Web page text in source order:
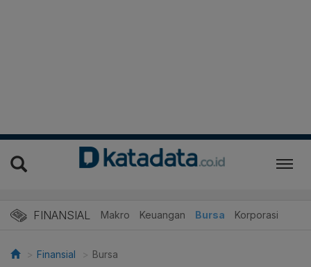
FINANSIAL Makro Keuangan Bursa Korporasi
Finansial Bursa